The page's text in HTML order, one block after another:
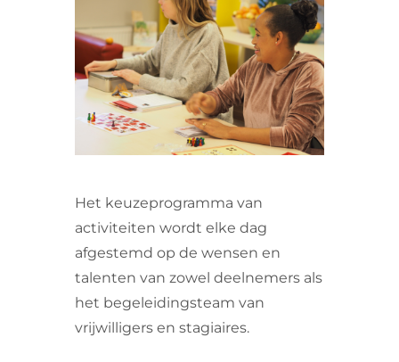
VRIJWILLIGERS & STAGIAIRES
Het keuzeprogramma van
activiteiten wordt elke dag
afgestemd op de wensen en
talenten van zowel deelnemers als
het begeleidingsteam van
vrijwilligers en stagiaires.